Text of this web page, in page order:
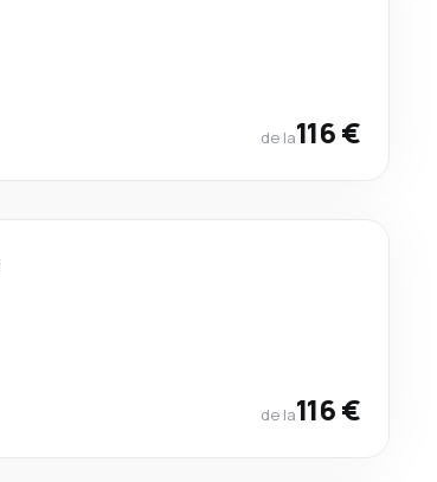
de la116 €
de la116 €